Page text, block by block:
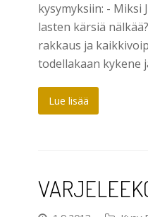
kysymyksiin: - Miksi
lasten kärsiä
rakkaus ja
todellakaan kykene
Lue lisää